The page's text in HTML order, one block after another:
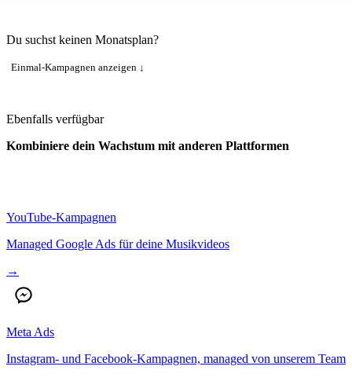
Du suchst keinen Monatsplan?
Einmal-Kampagnen anzeigen ↓
Ebenfalls verfügbar
Kombiniere dein Wachstum mit anderen Plattformen
YouTube-Kampagnen
Managed Google Ads für deine Musikvideos
→
Meta Ads
Instagram- und Facebook-Kampagnen, managed von unserem Team